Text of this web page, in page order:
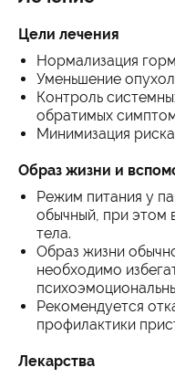
Цели лечения
Нормализация
Уменьшение
Контроль
обратимых
Минимизация
Образ жизни и
Режим питания у
обычный, при этом
тела.
Образ жизни
необходимо
Рекомендуется
профилактики
Лекарства